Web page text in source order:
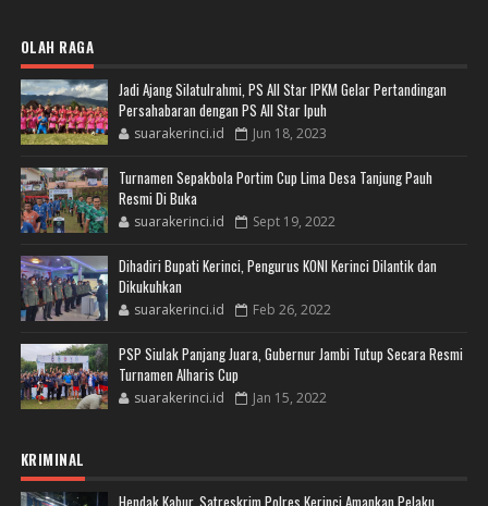
OLAH RAGA
Jadi Ajang Silatulrahmi, PS All Star IPKM Gelar Pertandingan
Persahabaran dengan PS All Star Ipuh
suarakerinci.id Jun 18, 2023
Turnamen Sepakbola Portim Cup Lima Desa Tanjung Pauh
Resmi Di Buka
suarakerinci.id Sept 19, 2022
Dihadiri Bupati Kerinci, Pengurus KONI Kerinci Dilantik dan
Dikukuhkan
suarakerinci.id Feb 26, 2022
PSP Siulak Panjang Juara, Gubernur Jambi Tutup Secara Resmi
Turnamen Alharis Cup
suarakerinci.id Jan 15, 2022
KRIMINAL
Hendak Kabur, Satreskrim Polres Kerinci Amankan Pelaku